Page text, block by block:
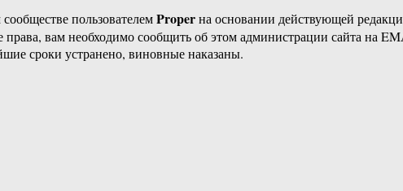
пользователемProperна основании действующей
вам необходимо сообщить об этом администрации сайта на
сроки устранено, виновные наказаны.